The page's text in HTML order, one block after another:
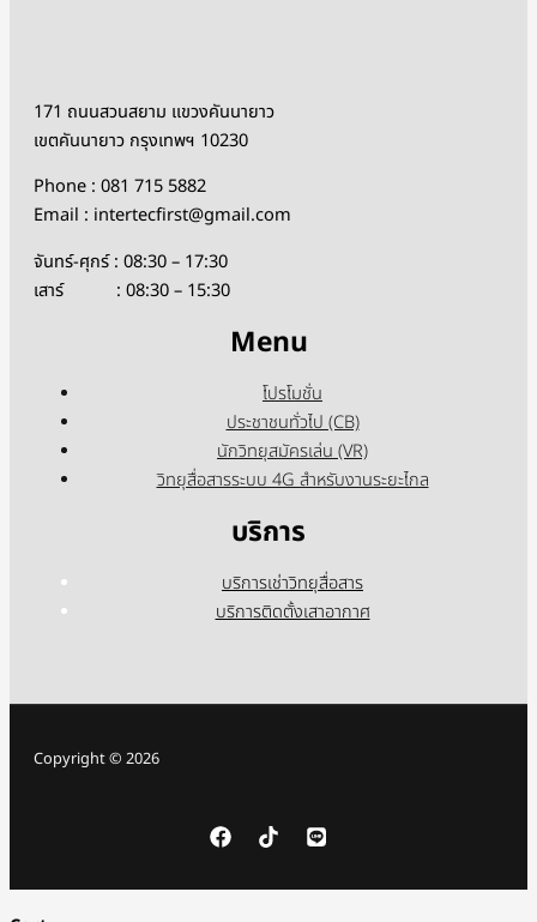
171 ถนนสวนสยาม แขวงคันนายาว
เขตคันนายาว กรุงเทพฯ 10230
Phone : 081 715 5882
Email : intertecfirst@gmail.com
จันทร์-ศุกร์ : 08:30 – 17:30
เสาร์ : 08:30 – 15:30
Menu
โปรโมชั่น
ประชาชนทั่วไป (CB)
นักวิทยุสมัครเล่น (VR)
วิทยุสื่อสารระบบ 4G สำหรับงานระยะไกล
บริการ
บริการเช่าวิทยุสื่อสาร
บริการติดตั้งเสาอากาศ
Copyright © 2026